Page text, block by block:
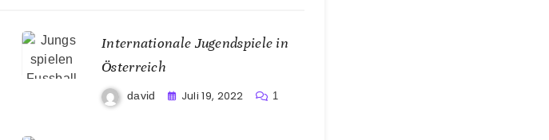
Internationale Jugendspiele in
Österreich
david Juli 19, 2022 1